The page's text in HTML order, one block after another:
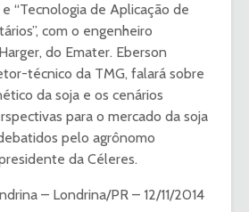
“Tecnologia de Aplicação de
com o engenheiro
do Emater. Eberson
técnico da TMG, falará sobre
da soja e os cenários
para o mercado da soja
pelo agrônomo
da Céleres.
– Londrina/PR – 12/11/2014